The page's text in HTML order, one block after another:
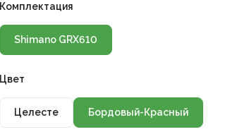
Комплектация
Shimano GRX610
Цвет
Целесте Бордовый-Красный